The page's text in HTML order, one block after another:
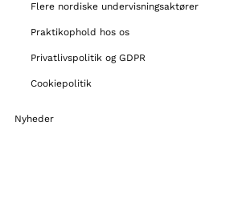
Flere nordiske undervisningsaktører
Praktikophold hos os
Privatlivspolitik og GDPR
Cookiepolitik
Nyheder